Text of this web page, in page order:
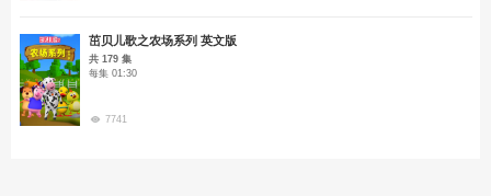
茁贝儿歌之农场系列 英文版
共 179 集
每集 01:30
7741